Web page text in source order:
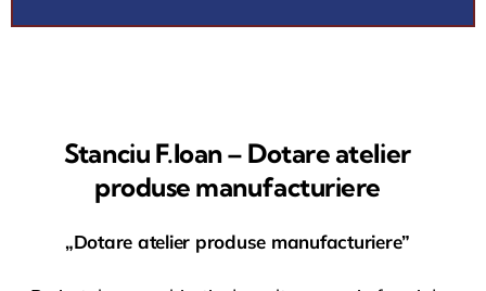
Stanciu F.Ioan – Dotare atelier
produse manufacturiere
„Dotare atelier produse manufacturiere”